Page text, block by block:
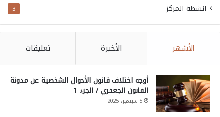
انشطة المركز 3
الأشهر الأخيرة تعليقات
أوجه اختلاف قانون الأحوال الشخصية عن مدونة
القانون الجعفري / الجزء 1
5 سبتمبر، 2025